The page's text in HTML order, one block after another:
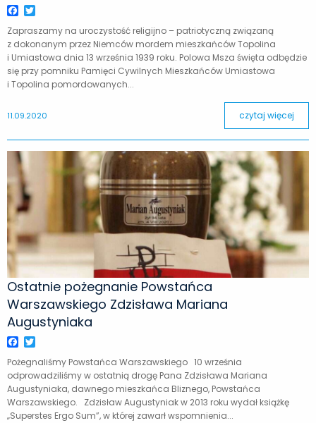
Facebook
Zapraszamy na uroczystość religijno – patriotyczną związaną
z dokonanym przez Niemców mordem mieszkańców Topolina
i Umiastowa dnia 13 września 1939 roku. Polowa Msza święta odbędzie
się przy pomniku Pamięci Cywilnych Mieszkańców Umiastowa
i Topolina pomordowanych...
11.09.2020 czytaj więcej
Ostatnie pożegnanie Powstańca
Warszawskiego Zdzisława Mariana
Augustyniaka
Facebook
Pożegnaliśmy Powstańca Warszawskiego 10 września
odprowadziliśmy w ostatnią drogę Pana Zdzisława Mariana
Augustyniaka, dawnego mieszkańca Bliznego, Powstańca
Warszawskiego. Zdzisław Augustyniak w 2013 roku wydał książkę
„Superstes Ergo Sum”, w której zawarł wspomnienia...